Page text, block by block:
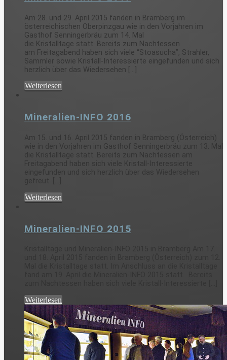
Am 28. und 29. April 2015 fanden in Bramberg im
österreichischen Oberpinzgau wie in den Vorjahren im
Gasthof Senningerbräu zum 14. Mal
die Kristalltage statt. Bereits zum Nachtessen
am Freitagabend haben sich viele “Stoasucha”, Strahler,
Sammler sowie Kristall-Interessierte eingefunden und sich
herzlich über das Wiedersehen [...]
Weiterlesen
Mineralien-INFO 2016
Am 15. und 16. April 2015 fanden in Bramberg (Österreich)
wie in den Vorjahren im Gasthof Senningerbräu zum 13. Mal
die Kristalltage statt. Bereits zum Nachtessen am
Freitagabend haben sich viele Kristall-Interessierte
eingefunden und sich herzlich über das Wiedersehen
Weiterlesen
Mineralien-INFO 2015
Weiterlesen